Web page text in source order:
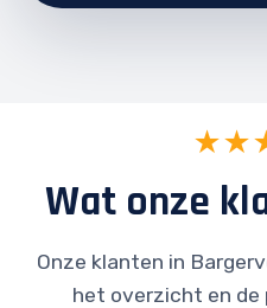
Wat onze
Onze klanten in
het overzicht en de